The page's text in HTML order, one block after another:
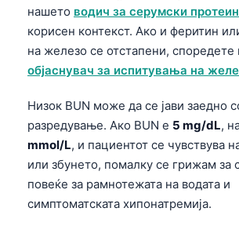
нашето водич за серумски
корисен контекст. Ако и феритин
на железо се отстапени, споредете
објаснувач за испитувања на
Низок BUN може да се јави заедно
разредување. Ако BUN е 5 mg/dL,
mmol/L, и пациентот се чувствува
или збунето, помалку се грижам за
повеќе за рамнотежата на водата и
симптоматската хипонатремија.